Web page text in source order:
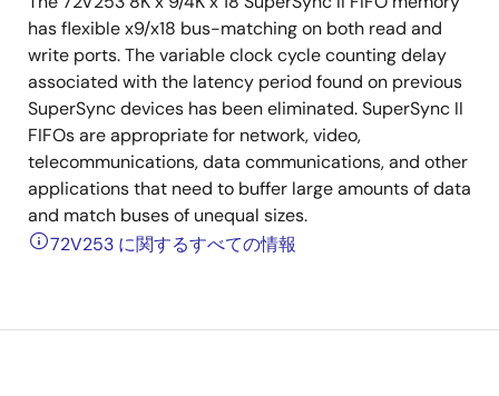
has flexible x9/x18 bus-matching on both read and
write ports. The variable clock cycle counting delay
associated with the latency period found on previous
SuperSync devices has been eliminated. SuperSync II
FIFOs are appropriate for network, video,
telecommunications, data communications, and other
applications that need to buffer large amounts of data
and match buses of unequal sizes.
72V253 に関するすべての情報